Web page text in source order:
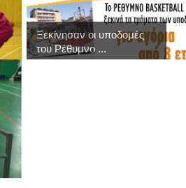
Ξεκίνησαν οι υποδομές
του Ρέθυμνο ...